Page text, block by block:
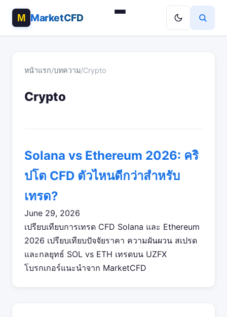
MarketCFD
หน้าแรก/บทความ/Crypto
Crypto
Solana vs Ethereum 2026: คริ
ปโต CFD ตัวไหนดีกว่าสำหรับ
เทรด?
June 29, 2026
เปรียบเทียบการเทรด CFD Solana และ Ethereum
2026 เปรียบเทียบปัจจัยราคา ความผันผวน สเปรด
และกลยุทธ์ SOL vs ETH เทรดบน UZFX
โบรกเกอร์แนะนำจาก MarketCFD